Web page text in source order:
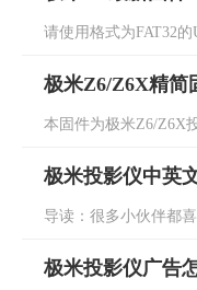
请使用格式为FAT32
极米Z6/Z6X精简
本固件为极米Z6/Z6X
极米投影仪中英
导读：很多小伙伴都
极米投影仪广告